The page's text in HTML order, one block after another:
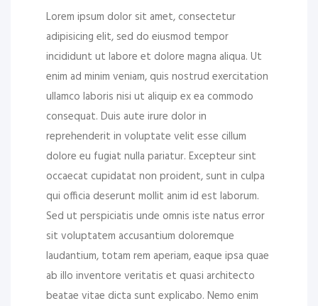
Lorem ipsum dolor sit amet, consectetur
adipisicing elit, sed do eiusmod tempor
incididunt ut labore et dolore magna aliqua. Ut
enim ad minim veniam, quis nostrud exercitation
ullamco laboris nisi ut aliquip ex ea commodo
consequat. Duis aute irure dolor in
reprehenderit in voluptate velit esse cillum
dolore eu fugiat nulla pariatur. Excepteur sint
occaecat cupidatat non proident, sunt in culpa
qui officia deserunt mollit anim id est laborum.
Sed ut perspiciatis unde omnis iste natus error
sit voluptatem accusantium doloremque
laudantium, totam rem aperiam, eaque ipsa quae
ab illo inventore veritatis et quasi architecto
beatae vitae dicta sunt explicabo. Nemo enim